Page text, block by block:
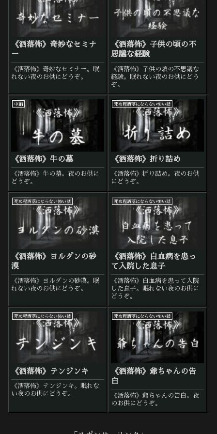
《洒落怖》奇妙なセミナ
ー
《洒落怖》奇妙なセミナー。眠
れない夜のお供にどうぞ。
《洒落怖》子供の頃の不
思議な経験
《洒落怖》子供の頃の不思議な
経験。眠れない夜のお供にどう
ぞ。
中編
《洒落怖》牛の墓
《洒落怖》牛の墓。夜のお供に
どうぞ。
死ぬ程洒落にならない怖い話
《洒落怖》折り詰め
《洒落怖》折り詰め。夜のお供
にどうぞ。
死ぬ程洒落にならない怖い話
《洒落怖》ヨルダンの砂
漠
《洒落怖》ヨルダンの砂漠。眠
れない夜のお供にどうぞ。
死ぬ程洒落にならない怖い話
《洒落怖》白血病を患っ
て入院した息子
《洒落怖》白血病を患って入院
した息子。眠れない夜のお供に
どうぞ。
死ぬ程洒落にならない怖い話
《洒落怖》テンジンキ
《洒落怖》テンジンキ。眠れな
い夜のお供にどうぞ。
死ぬ程洒落にならない怖い話
《洒落怖》爺ちゃんの告
白
《洒落怖》爺ちゃんの告白。夜
のお供にどうぞ。